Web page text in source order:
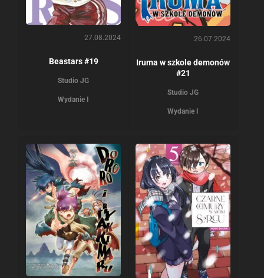
27.08.2024
Beastars #19
Studio JG
Wydanie I
26.07.2024
Iruma w szkole demonów
#21
Studio JG
Wydanie I